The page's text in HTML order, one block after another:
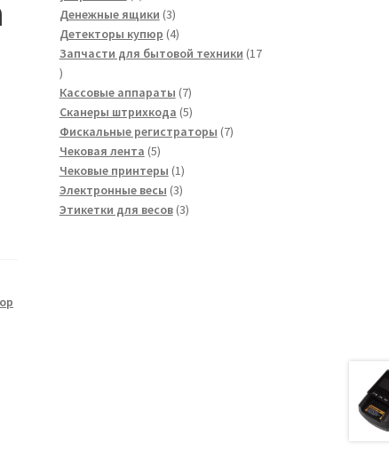
товара
Денежные ящики 33
товара
Детекторы купюр 44
товара
Запчасти для бытовой техники 17
17
товаров
Кассовые аппараты 77
товаров
Сканеры штрихкода 55
товаров
Фискальные регистраторы 77
Чековая лента 55
товаров
Чековые принтеры 11
товар
Электронные весы 33
товара
Этикетки для весов 33